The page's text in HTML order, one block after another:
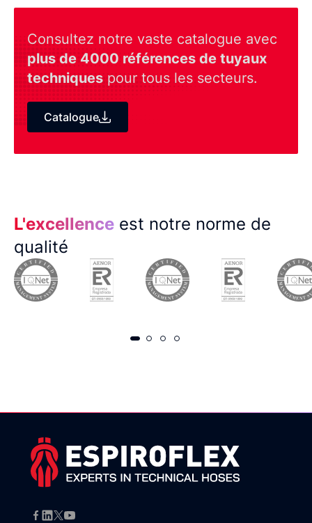
Consultez notre vaste catalogue avec
plus de 4000 références de tuyaux
techniques pour tous les secteurs.
Catalogue
L'excellence est notre norme de
qualité